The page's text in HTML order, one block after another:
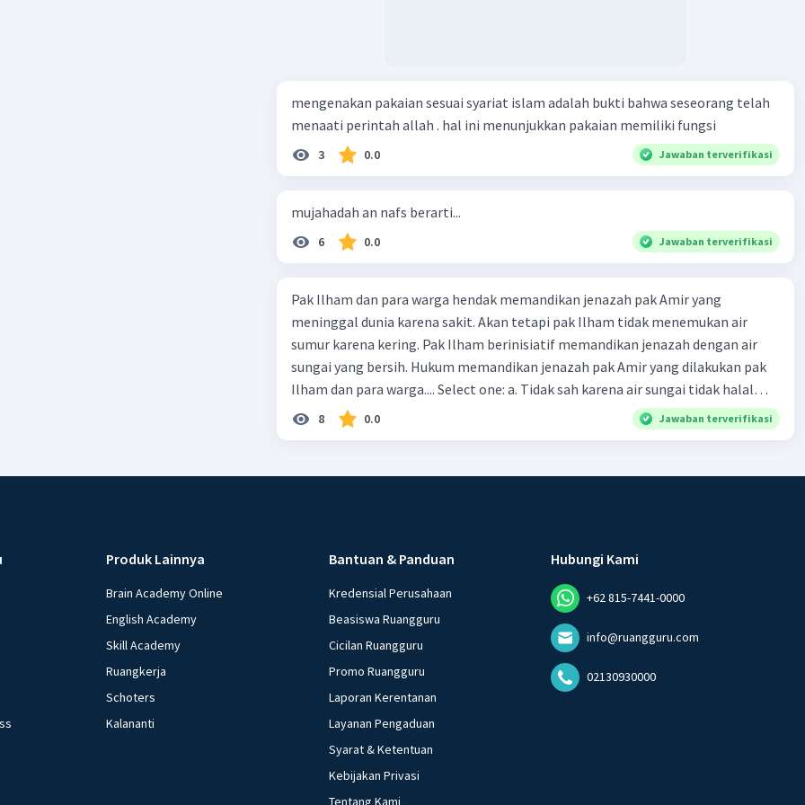
mengenakan pakaian sesuai syariat islam adalah bukti bahwa seseorang telah
menaati perintah allah . hal ini menunjukkan pakaian memiliki fungsi
3 0.0 Jawaban terverifikasi
mujahadah an nafs berarti...
6 0.0 Jawaban terverifikasi
Pak Ilham dan para warga hendak memandikan jenazah pak Amir yang
meninggal dunia karena sakit. Akan tetapi pak Ilham tidak menemukan air
sumur karena kering. Pak Ilham berinisiatif memandikan jenazah dengan air
sungai yang bersih. Hukum memandikan jenazah pak Amir yang dilakukan pak
Ilham dan para warga.... Select one: a. Tidak sah karena air sungai tidak halal
dikonsumsi b. Tidak sah karena pak Amir termasuk jenazah mati syahid yang
tidak perlu di mandikan c. Tidak sah karena air sungai bersih dan suci, tetapi
digunakan untuk bersuci e. Sah karena dalam keadaan mendesak yang
8 0.0 Jawaban terverifikasi
Produk Lainnya
Brain Academy Online
English Academy
Skill Academy
Ruangkerja
Schoters
Kalananti
Bantuan & Panduan
Kredensial Perusahaan
Beasiswa Ruangguru
Cicilan Ruangguru
Promo Ruangguru
Laporan Kerentanan
Layanan Pengaduan
Syarat & Ketentuan
Kebijakan Privasi
Tentang Kami
Hubungi Kami
+62 815-7441-0000
info@ruangguru.com
02130930000